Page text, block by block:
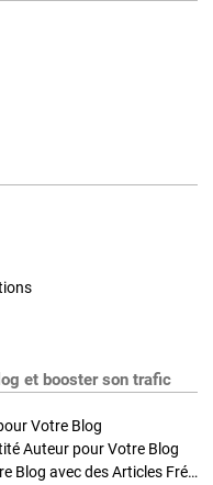
et booster son trafic
Votre Blog
Auteur pour Votre Blog
Stratégies de Publication : Boostez Votre Blog avec des Articles Fréquents et Exclusifs